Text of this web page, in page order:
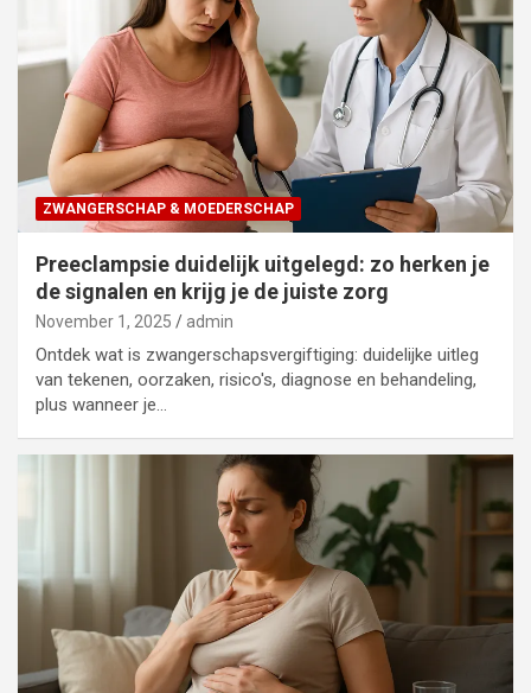
ZWANGERSCHAP & MOEDERSCHAP
Preeclampsie duidelijk uitgelegd: zo herken je
de signalen en krijg je de juiste zorg
November 1, 2025 admin
Ontdek wat is zwangerschapsvergiftiging: duidelijke uitleg
van tekenen, oorzaken, risico's, diagnose en behandeling,
plus wanneer je…